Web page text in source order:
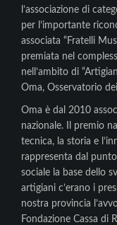
l’associazione di
per l’importante
associata “Fratelli
premiata nel
nell’ambito di
Oma, Osservatorio
Oma è dal 2010
nazionale. Il premio
tecnica, la storia e
rappresenta dal
sociale la base dello
artigiani c’erano i
nostra provincia
Fondazione Cassa di